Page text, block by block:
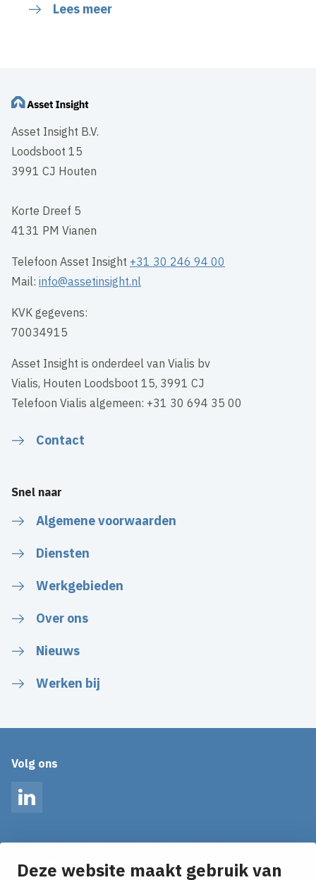
Deze website maakt gebruik van
Lees meer
Asset Insight B.V.
Loodsboot 15
3991 CJ Houten
Korte Dreef 5
4131 PM Vianen
Telefoon Asset Insight +31 30 246 94 00
Mail:info@assetinsight.nl
KVK gegevens:
70034915
Asset Insight is onderdeel van Vialis bv
Vialis, Houten Loodsboot 15, 3991 CJ
Telefoon Vialis algemeen: +31 30 694 35 00
Contact
Snel naar
Algemene voorwaarden
Diensten
Werkgebieden
Over ons
Nieuws
Werken bij
Volg ons
LinkedIn
Ontvang onze nieuws alerts in je mailbox!